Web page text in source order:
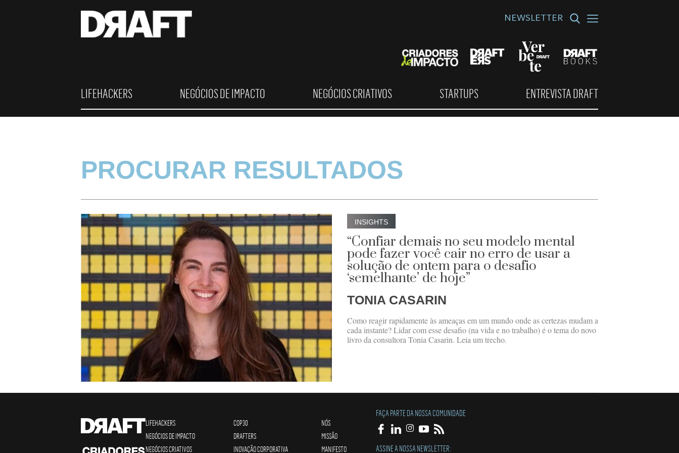
NEWSLETTER
LIFEHACKERS NEGÓCIOS DE IMPACTO NEGÓCIOS CRIATIVOS STARTUPS ENTREVISTA DRAFT
PROCURAR RESULTADOS
INSIGHTS
“Confiar demais no seu modelo mental
pode fazer você cair no erro de usar a
solução de ontem para o desafio
‘semelhante’ de hoje”
TONIA CASARIN
Como reagir rapidamente às ameaças em um mundo onde as certezas mudam a
cada instante? Lidar com esse desafio (na vida e no trabalho) é o tema do novo
livro da consultora Tonia Casarin. Leia um trecho.
LIFEHACKERS
NEGÓCIOS DE IMPACTO
NEGÓCIOS CRIATIVOS
COP30
DRAFTERS
INOVAÇÃO CORPORATIVA
NÓS
MISSÃO
MANIFESTO
FAÇA PARTE DA NOSSA COMUNIDADE
ASSINE A NOSSA NEWSLETTER: